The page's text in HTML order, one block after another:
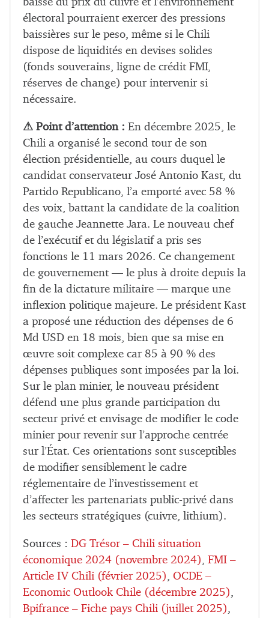
électoral pourraient exercer des pressions
baissières sur le peso, même si le Chili
dispose de liquidités en devises solides
(fonds souverains, ligne de crédit FMI,
réserves de change) pour intervenir si
nécessaire.
⚠ Point d’attention : En décembre 2025, le
Chili a organisé le second tour de son
élection présidentielle, au cours duquel le
candidat conservateur José Antonio Kast, du
Partido Republicano, l’a emporté avec 58 %
des voix, battant la candidate de la coalition
de gauche Jeannette Jara. Le nouveau chef
de l’exécutif et du législatif a pris ses
fonctions le 11 mars 2026. Ce changement
de gouvernement — le plus à droite depuis la
fin de la dictature militaire — marque une
inflexion politique majeure. Le président Kast
a proposé une réduction des dépenses de 6
Md USD en 18 mois, bien que sa mise en
œuvre soit complexe car 85 à 90 % des
dépenses publiques sont imposées par la loi.
Sur le plan minier, le nouveau président
défend une plus grande participation du
secteur privé et envisage de modifier le code
minier pour revenir sur l’approche centrée
sur l’État. Ces orientations sont susceptibles
de modifier sensiblement le cadre
réglementaire de l’investissement et
d’affecter les partenariats public-privé dans
les secteurs stratégiques (cuivre, lithium).
Sources : DG Trésor – Chili situation
économique 2024 (novembre 2024), FMI –
Article IV Chili (février 2025), OCDE –
Economic Outlook Chile (décembre 2025),
Bpifrance – Fiche pays Chili (juillet 2025),